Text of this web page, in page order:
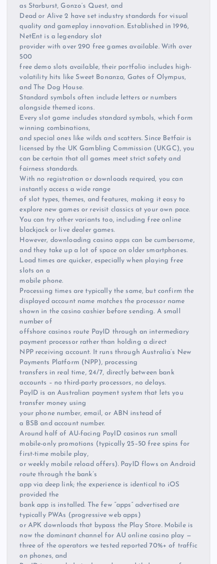
as Starburst, Gonzo’s Quest, and
Dead or Alive 2 have set industry standards for visual
quality and gameplay innovation. Established in 1996,
NetEnt is a legendary slot
provider with over 290 free games available. With over
500
free demo slots available, their portfolio includes high-
volatility hits like Sweet Bonanza, Gates of Olympus,
and The Dog House.
Standard symbols often include letters or numbers
alongside themed icons.
Every slot game includes standard symbols, which form
winning combinations,
and special ones like wilds and scatters. Since Betfair is
licensed by the UK Gambling Commission (UKGC), you
can be certain that all games meet strict safety and
fairness standards.
With no registration or downloads required, you can
instantly access a wide range
of slot types, themes, and features, making it easy to
explore new games or revisit classics at your own pace.
You can try other variants too, including free online
blackjack or live dealer games.
However, downloading casino apps can be cumbersome,
and they take up a lot of space on older smartphones.
Load times are quicker, especially when playing free
slots on a
mobile phone.
Processing times are typically the same, but confirm the
displayed account name matches the processor name
shown in the casino cashier before sending. A small
number of
offshore casinos route PayID through an intermediary
payment processor rather than holding a direct
NPP receiving account. It runs through Australia’s New
Payments Platform (NPP), processing
transfers in real time, 24/7, directly between bank
accounts – no third-party processors, no delays.
PayID is an Australian payment system that lets you
transfer money using
your phone number, email, or ABN instead of
a BSB and account number.
Around half of AU-facing PayID casinos run small
mobile-only promotions (typically 25–50 free spins for
first-time mobile play,
or weekly mobile reload offers). PayID flows on Android
route through the bank’s
app via deep link; the experience is identical to iOS
provided the
bank app is installed. The few “apps” advertised are
typically PWAs (progressive web apps)
or APK downloads that bypass the Play Store. Mobile is
now the dominant channel for AU online casino play —
three of the operators we tested reported 70%+ of traffic
on phones, and